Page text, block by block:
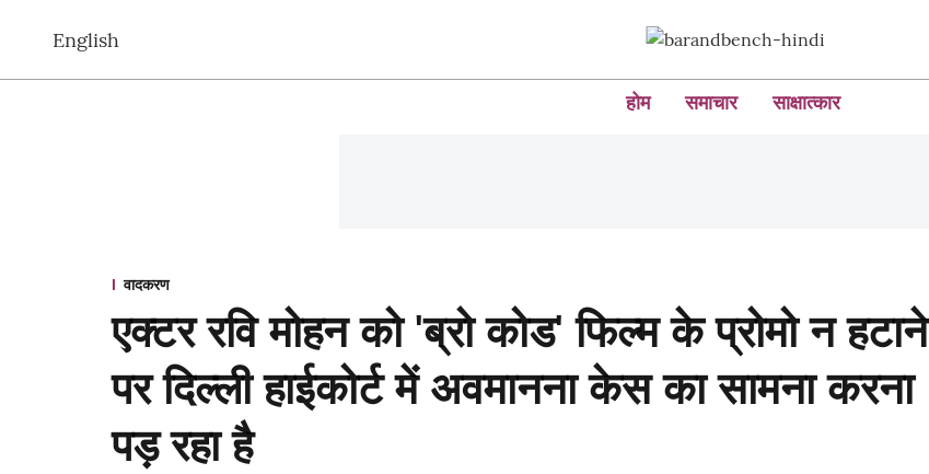
English
होम समाचार साक्षात्कार
वादकरण
एक्टर रवि मोहन को 'ब्रो कोड' फिल्म के प्रोमो न हटाने
पर दिल्ली हाईकोर्ट में अवमानना ​​केस का सामना करना
पड़ रहा है